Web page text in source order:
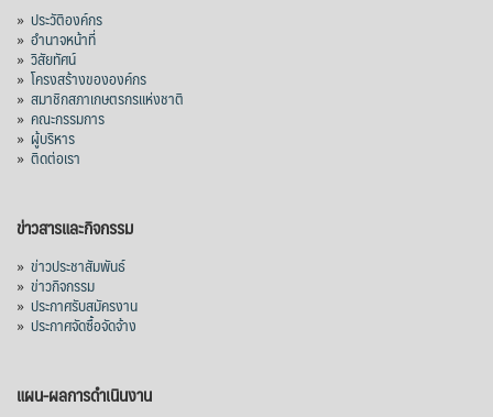
» ประวัติองค์กร
» อำนาจหน้าที่
» วิสัยทัศน์
» โครงสร้างขององค์กร
» สมาชิกสภาเกษตรกรแห่งชาติ
» คณะกรรมการ
» ผู้บริหาร
» ติดต่อเรา
ข่าวสารและกิจกรรม
» ข่าวประชาสัมพันธ์
» ข่าวกิจกรรม
» ประกาศรับสมัครงาน
» ประกาศจัดซื้อจัดจ้าง
แผน-ผลการดำเนินงาน